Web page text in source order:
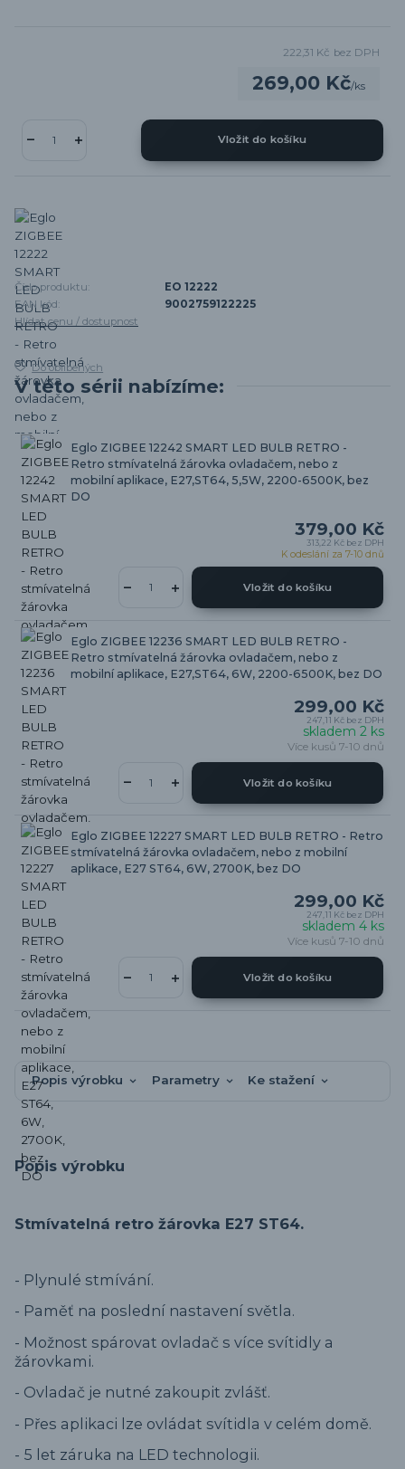
269,00 Kč/ks
222,31 Kč bez DPH
Vložit do košíku
Číslo produktu:
EO 12222
EAN kód:
9002759122225
Hlídat cenu / dostupnost
Do oblíbených
V této sérii nabízíme:
Eglo ZIGBEE 12242 SMART LED BULB RETRO -
Retro stmívatelná žárovka ovladačem, nebo z
mobilní aplikace, E27,ST64, 5,5W, 2200-6500K, bez
DO
379,00 Kč
313,22 Kč bez DPH
K odeslání za 7-10 dnů
Vložit do košíku
Eglo ZIGBEE 12236 SMART LED BULB RETRO -
Retro stmívatelná žárovka ovladačem, nebo z
mobilní aplikace, E27,ST64, 6W, 2200-6500K, bez DO
299,00 Kč
247,11 Kč bez DPH
skladem 2 ks
Více kusů 7-10 dnů
Vložit do košíku
Eglo ZIGBEE 12227 SMART LED BULB RETRO - Retro
stmívatelná žárovka ovladačem, nebo z mobilní
aplikace, E27 ST64, 6W, 2700K, bez DO
299,00 Kč
247,11 Kč bez DPH
skladem 4 ks
Více kusů 7-10 dnů
Vložit do košíku
Popis výrobku Parametry Ke stažení
Popis výrobku
Stmívatelná retro žárovka E27 ST64.
- Plynulé stmívání.
- Paměť na poslední nastavení světla.
- Možnost spárovat ovladač s více svítidly a
žárovkami.
- Ovladač je nutné zakoupit zvlášť.
- Přes aplikaci lze ovládat svítidla v celém domě.
- 5 let záruka na LED technologii.